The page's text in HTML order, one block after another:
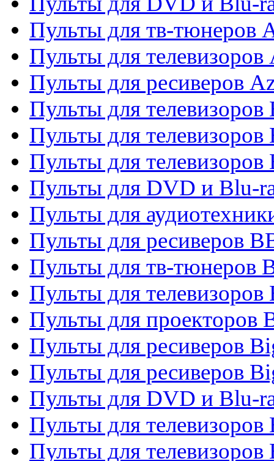
Пульты для тв-тюнеров
Пульты для телевизоров
Пульты для ресиверов
Пульты для
Пульты для
Пульты для
Пульты для DVD и Blu-
Пульты для
Пульты для ресиверов
Пульты для тв-тюнеров
Пульты для телевизоров
Пульты для проекторов
Пульты для ресиверов
Пульты для ресиверов
Пульты для DVD и Blu-
Пульты для телевизоров
Пульты для телевизоров